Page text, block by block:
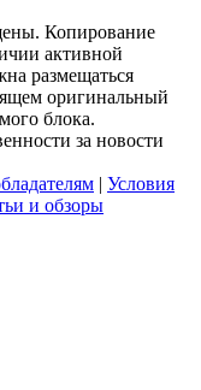
Копирование
активной
размещаться
оригинальный
блока.
за новости
| Условия
и обзоры